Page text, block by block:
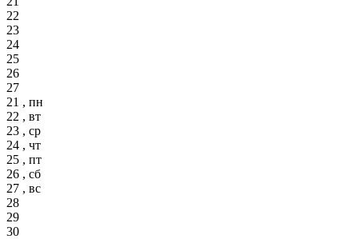
22
23
24
25
26
27
21 , пн
22 , вт
23 , ср
24 , чт
25 , пт
26 , сб
27 , вс
28
29
30